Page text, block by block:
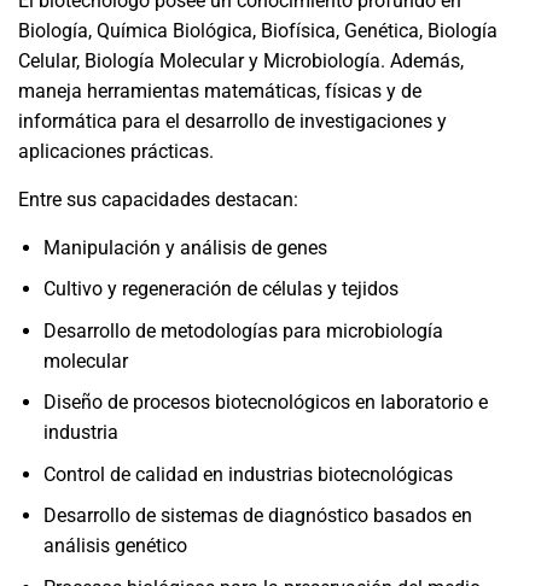
Biología, Química Biológica, Biofísica, Genética, Biología
Celular, Biología Molecular y Microbiología. Además,
maneja herramientas matemáticas, físicas y de
informática para el desarrollo de investigaciones y
aplicaciones prácticas.
Entre sus capacidades destacan:
Manipulación y análisis de genes
Cultivo y regeneración de células y tejidos
Desarrollo de metodologías para microbiología
molecular
Diseño de procesos biotecnológicos en laboratorio e
industria
Control de calidad en industrias biotecnológicas
Desarrollo de sistemas de diagnóstico basados en
análisis genético